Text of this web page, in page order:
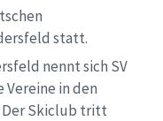
statt.
nennt sich SV
in den
Der Skiclub tritt